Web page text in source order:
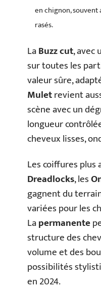
en chignon,
rasés.
LaBuzz cut, avec
sur toutes les
valeur sûre,
Muletrevient
scène avec un
longueur
cheveux lisses,
Les coiffures plus
Dreadlocks, les
gagnent du
variées pour les
Lapermanente
structure des
volume et des
possibilités
en 2024.